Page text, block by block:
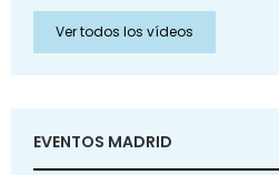
Ver todos los vídeos
EVENTOS MADRID